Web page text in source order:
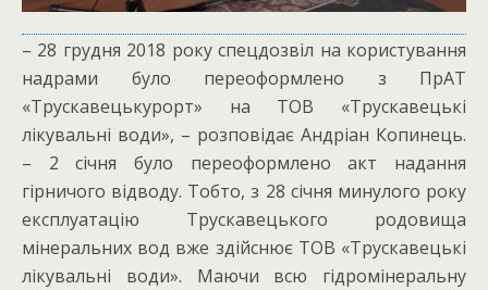
– 28 грудня 2018 року спецдозвіл на користування
надрами було переоформлено з ПрАТ
«Трускавецькурорт» на ТОВ «Трускавецькі
лікувальні води», – розповідає Андріан Копинець.
– 2 січня було переоформлено акт надання
гірничого відводу. Тобто, з 28 січня минулого року
експлуатацію Трускавецького родовища
мінеральних вод вже здійснює ТОВ «Трускавецькі
лікувальні води». Маючи всю гідромінеральну